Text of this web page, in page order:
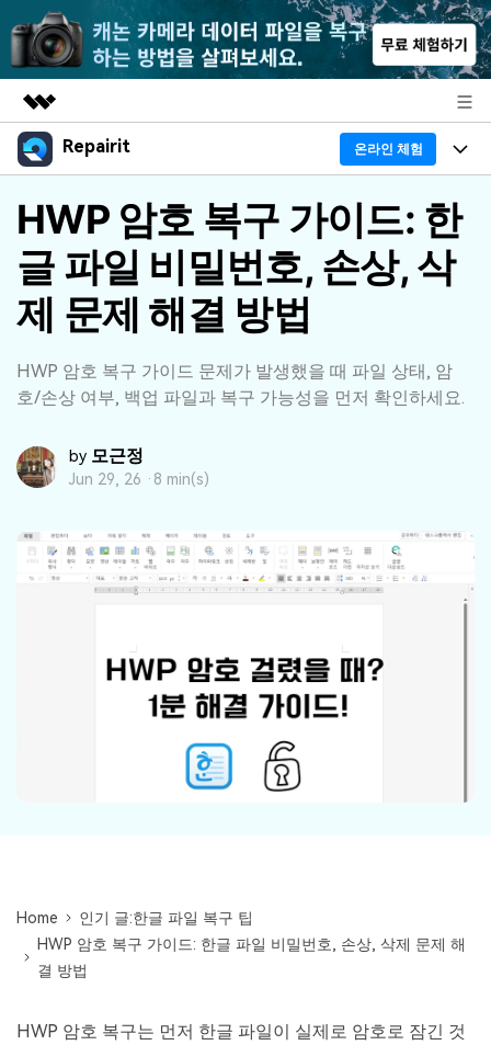
주요 제품
유틸리티
비즈니스
솔루션
회사 소개
뉴스룸
플랜 및 가격
Repairit 온라인 체험
프로그램
리페어릿 AI
크로스 플랫폼 AI 복원 및 향상 도구
무료 체험하기
무료 체험하기
UBackit - 데이터 백업
기능
기본 기능
Repairit 소개
손상된 파일 복구 전문가
기술 인사이트
활용 & 가이드
가이드
데이터 복구
PC 복구
자세히 보기
플랜 확인
Repairit
인공지능 기반 영상, 사진, 문서 및 오디오 파일의 복
Repairit -- 이메일
PST 및 OST 파일과 분실된 Outlook 이메일 복구 솔
로그인
HWP 암호 복구 가이드: 한
글 파일 비밀번호, 손상, 삭
제 문제 해결 방법
HWP 암호 복구 가이드 문제가 발생했을 때 파일 상태, 암
호/손상 여부, 백업 파일과 복구 가능성을 먼저 확인하세요.
by 모근정
Jun 29, 26 · 8 min(s)
Home
인기 글:한글 파일 복구 팁
HWP 암호 복구 가이드: 한글 파일 비밀번호, 손상, 삭제 문제 해
결 방법
HWP 암호 복구는 먼저 한글 파일이 실제로 암호로 잠긴 것